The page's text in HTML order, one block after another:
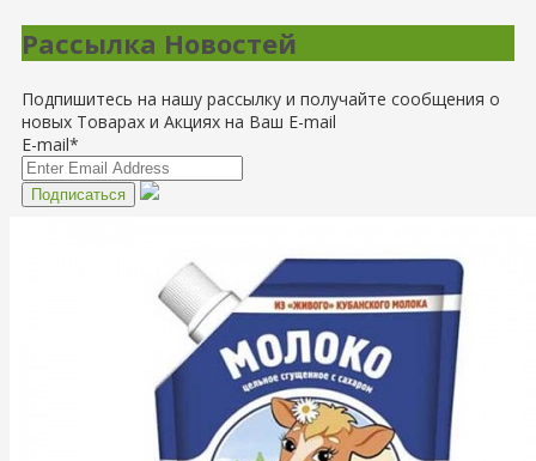
Рассылка Новостей
Подпишитесь на нашу рассылку и получайте сообщения о
новых Товарах и Акциях на Ваш E-mail
E-mail*